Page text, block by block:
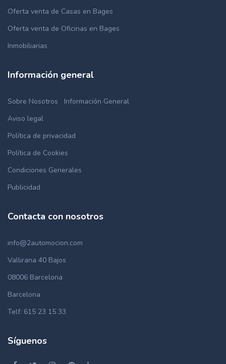
Oferta venta de Casas en Bages
Oferta venta de Oficinas en Bages
Inmobiliarias
Información general
Sobre Nosotros
Información General
Aviso legal
Política de privacidad
Política de Cookies
Condiciones Generales
Publicidad
Contacta con nosotros
info@2automocion.com
Vallirana 40 Bajos
08006 Barcelona
Barcelona
Telf: 615 23 15 33
Síguenos